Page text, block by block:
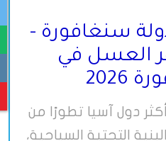
سنغافورة -
العسل في
دول آسيا تطورًا من
التحتية السياحية،